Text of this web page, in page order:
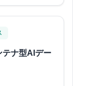
テナ型AIデー